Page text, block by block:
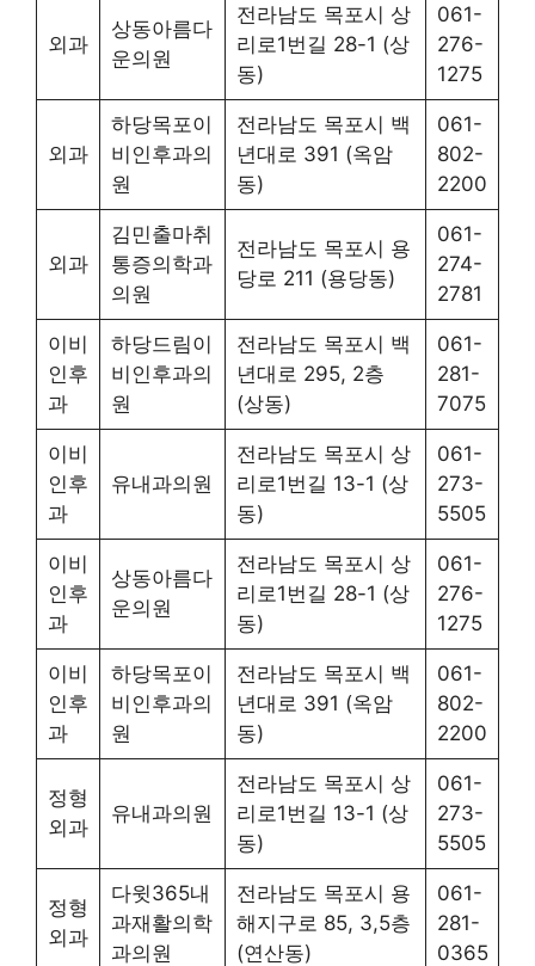
외과
상동아름다
운의원
전라남도 목포시 상
리로1번길 28-1 (상
동)
061-
276-
1275
외과
하당목포이
비인후과의
원
전라남도 목포시 백
년대로 391 (옥암
동)
061-
802-
2200
외과
김민출마취
통증의학과
의원
전라남도 목포시 용
당로 211 (용당동)
061-
274-
2781
이비
인후
과
하당드림이
비인후과의
원
전라남도 목포시 백
년대로 295, 2층
(상동)
061-
281-
7075
이비
인후
과
유내과의원
전라남도 목포시 상
리로1번길 13-1 (상
동)
061-
273-
5505
이비
인후
과
상동아름다
운의원
전라남도 목포시 상
리로1번길 28-1 (상
동)
061-
276-
1275
이비
인후
과
하당목포이
비인후과의
원
전라남도 목포시 백
년대로 391 (옥암
동)
061-
802-
2200
정형
외과
유내과의원
전라남도 목포시 상
리로1번길 13-1 (상
동)
061-
273-
5505
정형
외과
다윗365내
과재활의학
과의원
전라남도 목포시 용
해지구로 85, 3,5층
(연산동)
061-
281-
0365